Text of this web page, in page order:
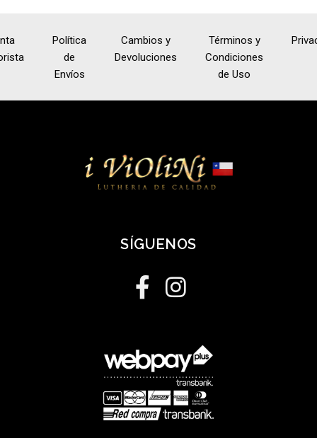
Política
de
Envíos
Cambios y
Devoluciones
Términos y
Condiciones
de Uso
SÍGUENOS